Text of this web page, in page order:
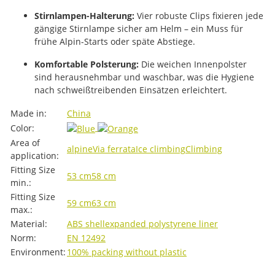
Stirnlampen-Halterung: Vier robuste Clips fixieren jede
gängige Stirnlampe sicher am Helm – ein Muss für
frühe Alpin-Starts oder späte Abstiege.
Komfortable Polsterung: Die weichen Innenpolster
sind herausnehmbar und waschbar, was die Hygiene
nach schweißtreibenden Einsätzen erleichtert.
Item information
Value
Made in:
China
Color:
Area of ​​
application:
alpineVia ferrataIce climbingClimbing
Fitting Size
min.:
53 cm58 cm
Fitting Size
max.:
59 cm63 cm
Material:
ABS shellexpanded polystyrene liner
Norm:
EN 12492
Environment: 100% packing without plastic